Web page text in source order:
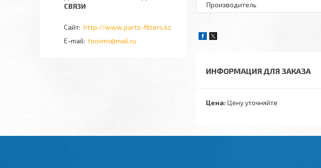
Производитель
ИНФОРМАЦИЯ ДЛЯ ЗАКАЗА
Цена: Цену уточняйте
http://www.parts-filters.kz
toovmv@mail.ru